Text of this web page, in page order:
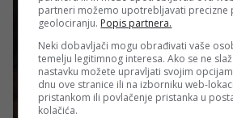
partneri možemo upotrebljavati precizne
geolociranju. Popis partnera.
Neki dobavljači mogu obrađivati vaše
temelju legitimnog interesa. Ako se ne
nastavku možete upravljati svojim
dnu ove stranice ili na izborniku web-
pristankom ili povlačenje pristanka u
kolačića.